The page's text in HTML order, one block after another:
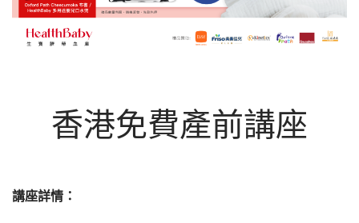
香港免費產前講座
講座詳情：